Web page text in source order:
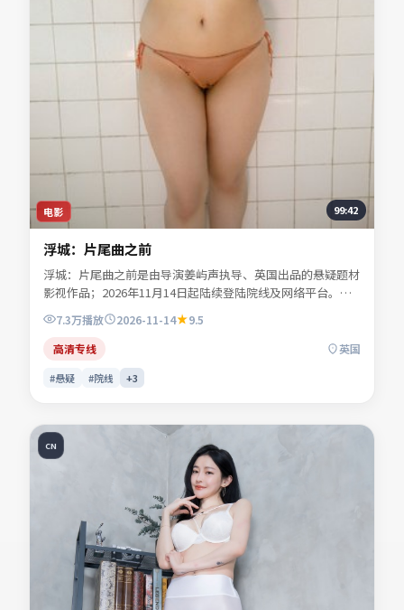
电影 99:42
浮城：片尾曲之前
浮城：片尾曲之前是由导演姜屿声执导、英国出品的悬疑题材
影视作品；2026年11月14日起陆续登陆院线及网络平台。主
演宁舒言、林听雪、沈昭野、夏时深等共同诠释一段充满转折
的人物命运。地缘风貌被写得具体可信，地域气质成为叙事推
手。影片关键词包含悬疑、英国、院线同步与流媒体首播信
息，便于影迷检索与比对同类型佳作。
7.3万播放 2026-11-14
9.5
高清专线
英国
#悬疑 #院线 +3
CN